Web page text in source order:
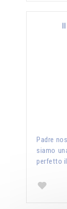
Padre
siamo
perfetto